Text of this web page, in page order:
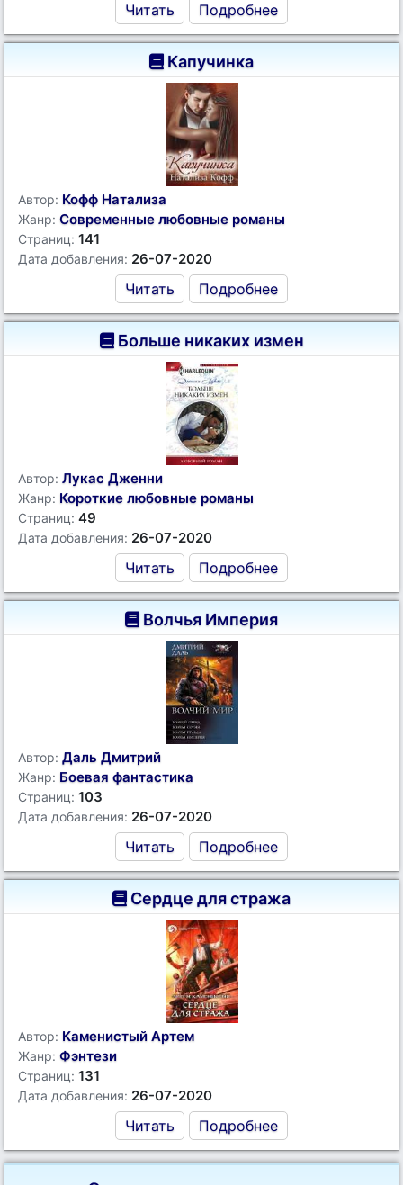
Читать Подробнее
Капучинка
Автор: Кофф Натализа
Жанр: Современные любовные романы
Страниц: 141
Дата добавления: 26-07-2020
Читать Подробнее
Больше никаких измен
Автор: Лукас Дженни
Жанр: Короткие любовные романы
Страниц: 49
Дата добавления: 26-07-2020
Читать Подробнее
Волчья Империя
Автор: Даль Дмитрий
Жанр: Боевая фантастика
Страниц: 103
Дата добавления: 26-07-2020
Читать Подробнее
Сердце для стража
Автор: Каменистый Артем
Жанр: Фэнтези
Страниц: 131
Дата добавления: 26-07-2020
Читать Подробнее